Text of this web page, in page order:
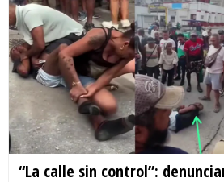
“La calle sin control”: